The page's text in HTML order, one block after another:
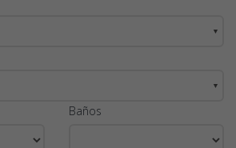
▼
▼
Baños